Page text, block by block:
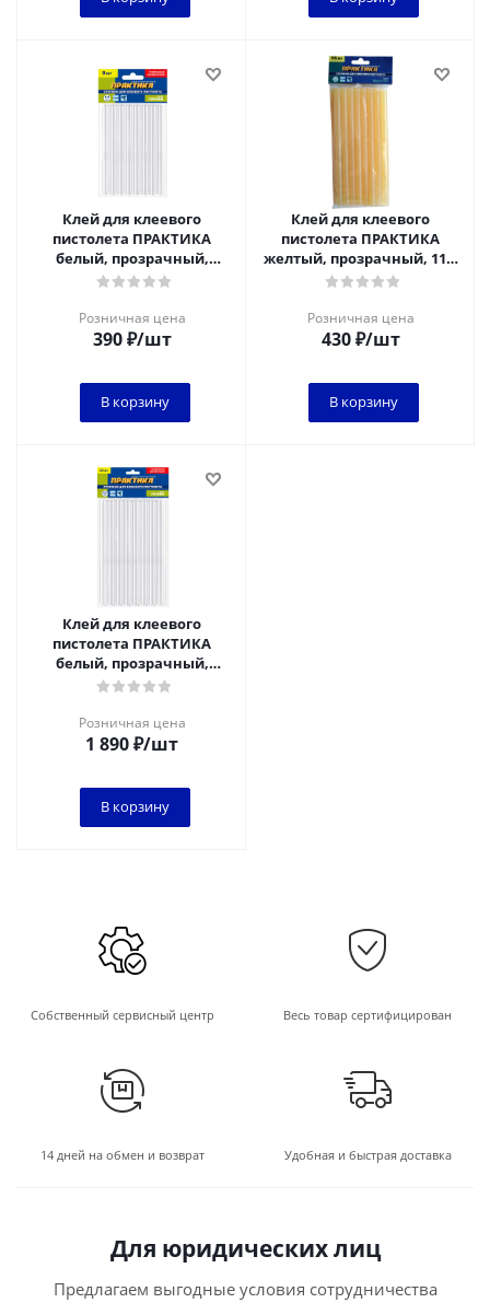
Клей для клеевого
пистолета ПРАКТИКА
белый, прозрачный,
акрилатный, усиленный
Розничная цена
390₽/шт
В корзину
Клей для клеевого
пистолета ПРАКТИКА
желтый, прозрачный, 11 х
200 мм, 16 шт / пакет с
Розничная цена
430₽/шт
В корзину
Клей для клеевого
пистолета ПРАКТИКА
белый, прозрачный,
акрилатный, усиленный,
Розничная цена
1 890₽/шт
В корзину
Собственный сервисный центр Весь товар сертифицирован
14 дней на обмен и возврат Удобная и быстрая доставка
Для юридических лиц
Предлагаем выгодные условия сотрудничества